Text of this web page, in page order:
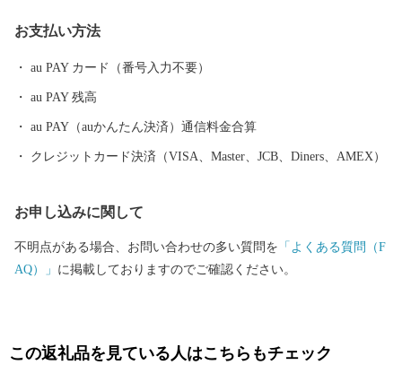
合わせ 鶴岡市総務部総務課 ふるさと納税担当（平日8時30分~17
問い合わせ 株式会社チャンピオン(管理業務受託事業者) 営業時間
【平日】10:00〜18:00 ※土日祝祭日はお休みをいただいておりま
す。 TEL: 0120-153-012 E-mail：3012_turuoka@champion.co.jp
お支払い方法
au PAY カード（番号入力不要）
au PAY 残高
au PAY（auかんたん決済）通信料金合算
クレジットカード決済（VISA、Master、JCB、Diners、AMEX）
お申し込みに関して
不明点がある場合、お問い合わせの多い質問を 「よくある質問（F
AQ）」 に掲載しておりますのでご確認ください。
この返礼品を見ている人はこちらもチェック